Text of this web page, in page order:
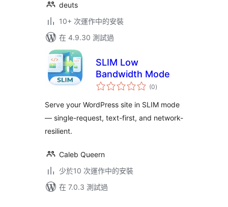
deuts
10+ 次運作中的安裝
在 4.9.30 測試過
SLIM Low
Bandwidth Mode
(0總
評)
Serve your WordPress site in SLIM mode
— single-request, text-first, and network-
resilient.
Caleb Queern
少於10 次運作中的安裝
在 7.0.3 測試過